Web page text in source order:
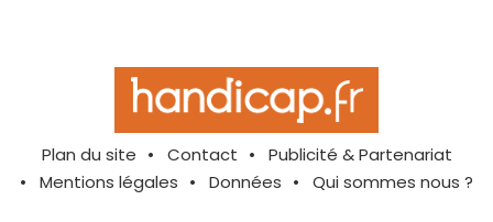
Plan du site Contact
Publicité & Partenariat
Mentions légales
Données Qui sommes nous ?